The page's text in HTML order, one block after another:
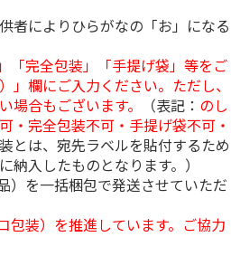
者によりひらがなの「お」になる
「完全包装」「手提げ袋」等をご
」欄にご入力ください。ただし、
場合もございます。
（表記： のし
・完全包装不可・手提げ袋不可・
とは、宛先ラベルを貼付するため
入したものとなります。）
）を一括梱包で発送させていただ
包装）を推進しています。ご協力